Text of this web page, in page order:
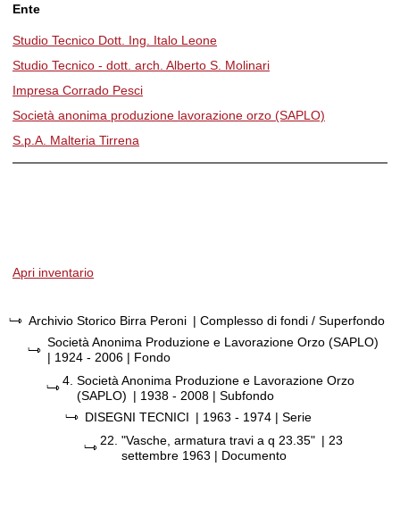
Ente
Studio Tecnico Dott. Ing. Italo Leone
Studio Tecnico - dott. arch. Alberto S. Molinari
Impresa Corrado Pesci
Società anonima produzione lavorazione orzo (SAPLO)
S.p.A. Malteria Tirrena
Apri inventario
Archivio Storico Birra Peroni | Complesso di fondi / Superfondo
Società Anonima Produzione e Lavorazione Orzo (SAPLO)
| 1924 - 2006 | Fondo
4. Società Anonima Produzione e Lavorazione Orzo
(SAPLO) | 1938 - 2008 | Subfondo
DISEGNI TECNICI | 1963 - 1974 | Serie
22. "Vasche, armatura travi a q 23.35" | 23
settembre 1963 | Documento